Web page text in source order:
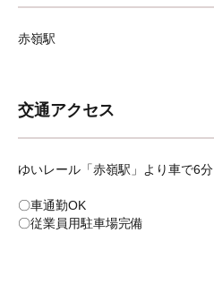
赤嶺駅
交通アクセス
ゆいレール「赤嶺駅」より車で6分
〇車通勤OK
〇従業員用駐車場完備